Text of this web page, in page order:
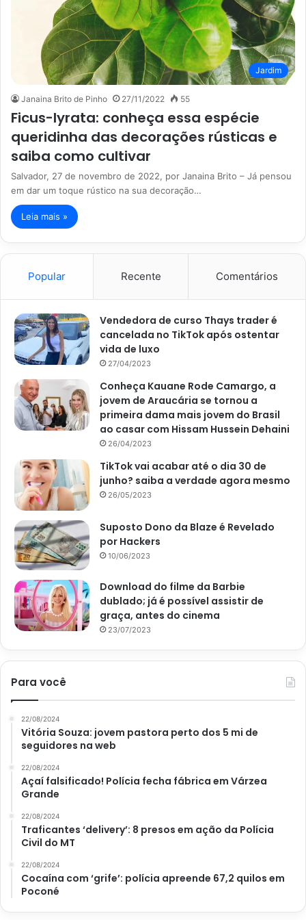
Jardim
Janaina Brito de Pinho 27/11/2022 55
Ficus-lyrata: conheça essa espécie
queridinha das decorações rústicas e
saiba como cultivar
Salvador, 27 de novembro de 2022, por Janaina Brito – Já pensou
em dar um toque rústico na sua decoração…
Leia mais »
Popular Recente Comentários
Vendedora de curso Thays trader é
cancelada no TikTok após ostentar
vida de luxo
27/04/2023
Conheça Kauane Rode Camargo, a
jovem de Araucária se tornou a
primeira dama mais jovem do Brasil
ao casar com Hissam Hussein Dehaini
26/04/2023
TikTok vai acabar até o dia 30 de
junho? saiba a verdade agora mesmo
26/05/2023
Suposto Dono da Blaze é Revelado
por Hackers
10/06/2023
Download do filme da Barbie
dublado; já é possível assistir de
graça, antes do cinema
23/07/2023
Para você
22/08/2024
Vitória Souza: jovem pastora perto dos 5 mi de
seguidores na web
22/08/2024
Açaí falsificado! Polícia fecha fábrica em Várzea
Grande
22/08/2024
Traficantes ‘delivery’: 8 presos em ação da Polícia
Civil do MT
22/08/2024
Cocaína com ‘grife’: polícia apreende 67,2 quilos em
Poconé